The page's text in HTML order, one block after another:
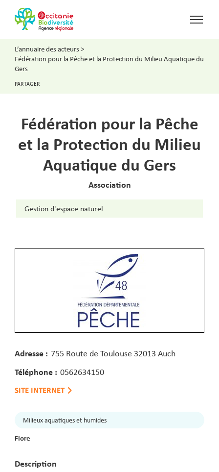
L’annuaire des acteurs>
Fédération pour la Pêche et la Protection du Milieu Aquatique du
Gers
PARTAGER
Fédération pour la Pêche
et la Protection du Milieu
Aquatique du Gers
Association
Gestion d'espace naturel
Adresse : 755 Route de Toulouse 32013 Auch
Téléphone : 0562634150
SITE INTERNET
Milieux aquatiques et humides
Flore
Description